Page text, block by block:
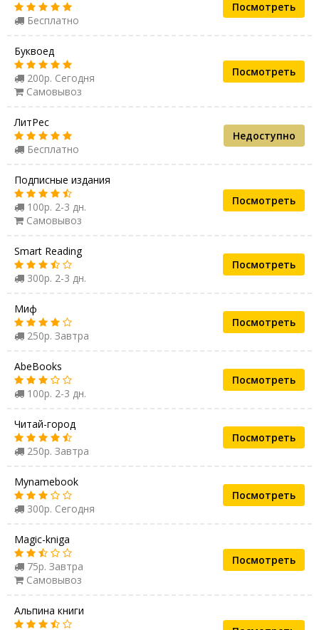
Бесплатно
Посмотреть
Буквоед
200р. Сегодня
Самовывоз
Посмотреть
ЛитРес
Бесплатно
Недоступно
Подписные издания
100р. 2-3 дн.
Самовывоз
Посмотреть
Smart Reading
300р. 2-3 дн.
Посмотреть
Миф
250р. Завтра
Посмотреть
AbeBooks
100р. 2-3 дн.
Посмотреть
Читай-город
250р. Завтра
Посмотреть
Mynamebook
300р. Сегодня
Посмотреть
Magic-kniga
75р. Завтра
Самовывоз
Посмотреть
Альпина книги